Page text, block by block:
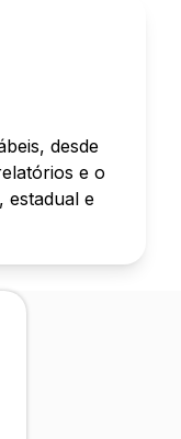
desde
e o
estadual e